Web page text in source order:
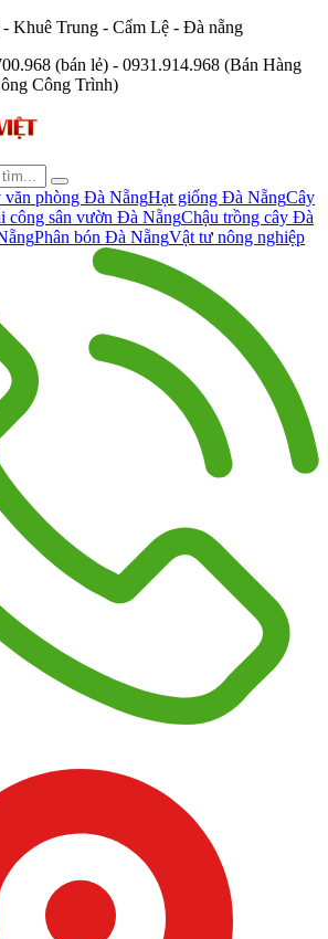
Khuê Trung - Cẩm Lệ - Đà nẵng
(bán lẻ) - 0931.914.968 (Bán Hàng
Công Trình)
văn phòng Đà NẵngHạt giống Đà NẵngCây
công sân vườn Đà NẵngChậu trồng cây Đà
Phân bón Đà NẵngVật tư nông nghiệp